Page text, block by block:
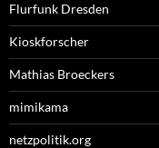
Flurfunk Dresden
Kioskforscher
Mathias Broeckers
mimikama
netzpolitik.org